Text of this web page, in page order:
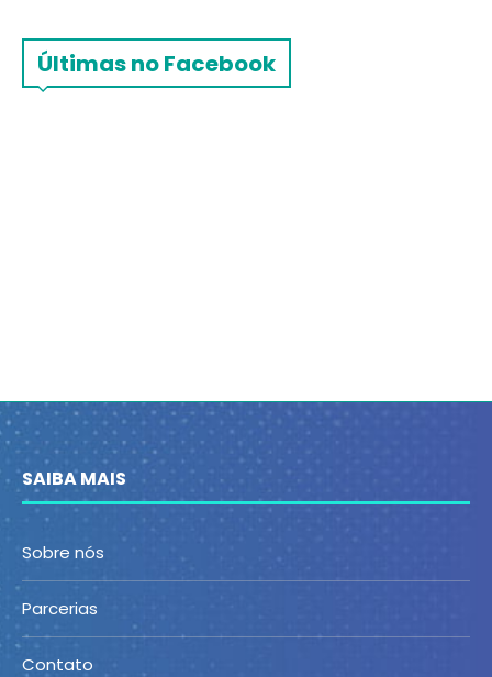
Últimas no Facebook
SAIBA MAIS
Sobre nós
Parcerias
Contato